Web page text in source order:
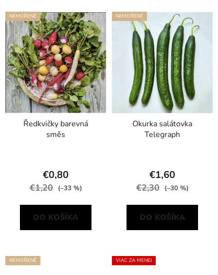
NEMOŘENÉ
Ředkvičky barevná
směs
€0,80
€1,20 (–33 %)
DO KOŠÍKA
NEMOŘENÉ
Okurka salátovka
Telegraph
€1,60
€2,30 (–30 %)
DO KOŠÍKA
NEMOŘENÉ VIAC ZA MENEJ